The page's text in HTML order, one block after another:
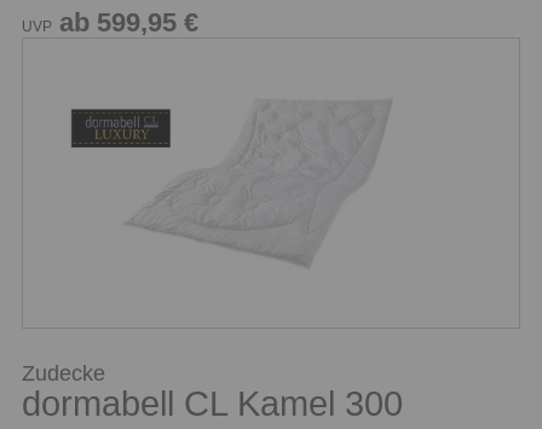
UVP ab 599,95 €
Zudecke
dormabell CL Kamel 300